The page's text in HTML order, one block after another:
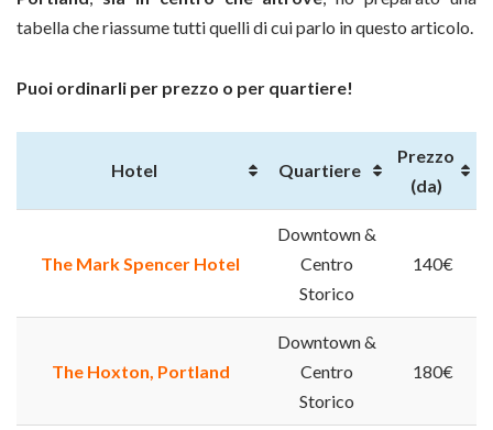
tabella che riassume tutti quelli di cui parlo in questo articolo.
Puoi ordinarli per prezzo o per quartiere!
Hotel Quartiere
Prezzo
(da)
The Mark Spencer Hotel
Downtown &
Centro
Storico
140€
The Hoxton, Portland
Downtown &
Centro
Storico
180€